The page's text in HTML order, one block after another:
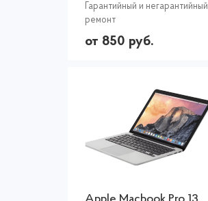
Гарантийный и негарантийный
ремонт
от 850 руб.